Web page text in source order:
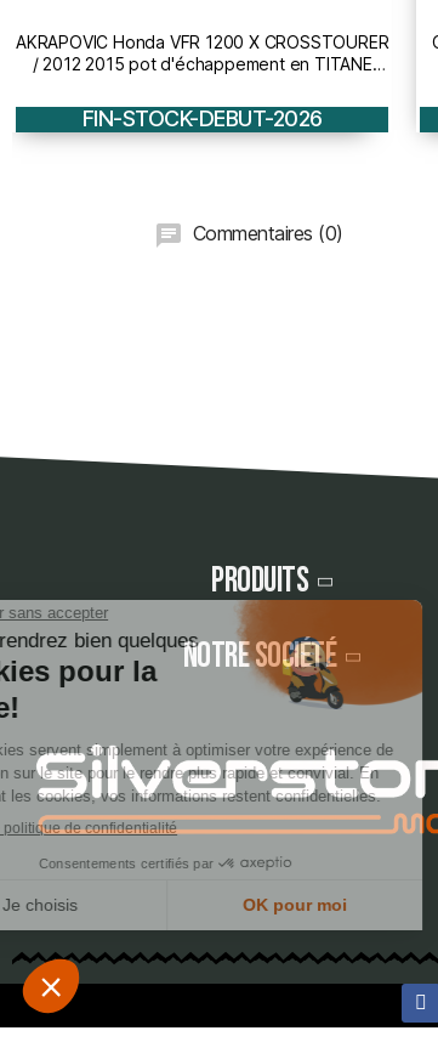
CHAFT béquille arrière universelle racing de
moto réglable IN994
FIN-STOCK-DEBUT-2026
Commentaires (0)
Produits
Notre société